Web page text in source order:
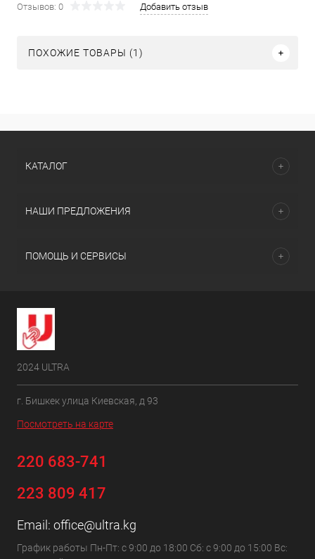
Отзывов: 0 Добавить отзыв
ПОХОЖИЕ ТОВАРЫ (1)
КАТАЛОГ
НАШИ ПРЕДЛОЖЕНИЯ
ПОМОЩЬ И СЕРВИСЫ
2024 ULTRA
г. Бишкек улица Киевская, д 93
Посмотреть на карте
220 683-741
223 809 417
Email: office@ultra.kg
График работы Пн-Пт: с 9:00 до 18:00 Сб: с 9:00 до 15:00 Вс: